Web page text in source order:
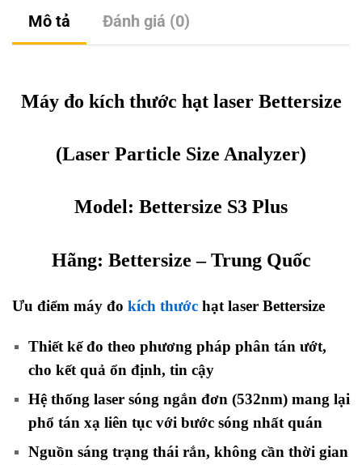
Mô tả Đánh giá (0)
Máy đo kích thước hạt laser Bettersize
(Laser Particle Size Analyzer)
Model: Bettersize S3 Plus
Hãng: Bettersize – Trung Quốc
Ưu điểm máy đo kích thước hạt laser Bettersize
Thiết kế đo theo phương pháp phân tán ướt,
cho kết quả ổn định, tin cậy
Hệ thống laser sóng ngắn đơn (532nm) mang lại
phổ tán xạ liên tục với bước sóng nhất quán
Nguồn sáng trạng thái rắn, không cần thời gian